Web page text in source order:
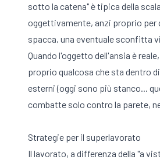
sotto la catena" è tipica della
oggettivamente, anzi proprio per
spacca, una eventuale sconfitta
Quando l'oggetto dell'ansia è
proprio qualcosa che sta dentro
esterni (oggi sono più stanco...
combatte solo contro la parete,
Strategie per il superlavorato
Il lavorato, a differenza della "a